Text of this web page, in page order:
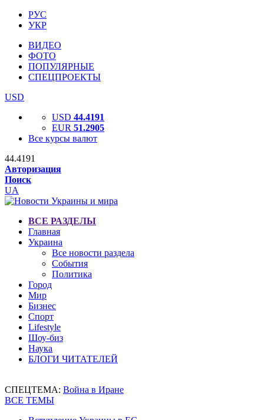
РУС
УКР
ВИДЕО
ФОТО
ПОПУЛЯРНЫЕ
СПЕЦПРОЕКТЫ
USD
USD 44.4191
EUR 51.2905
Все курсы валют
44.4191
Авторизация
Поиск
UA
ВСЕ РАЗДЕЛЫ
Главная
Украина
Все новости раздела
События
Политика
Город
Мир
Бизнес
Спорт
Lifestyle
Шоу-биз
Наука
БЛОГИ ЧИТАТЕЛЕЙ
СПЕЦТЕМА: Война в Иране
ВСЕ ТЕМЫ